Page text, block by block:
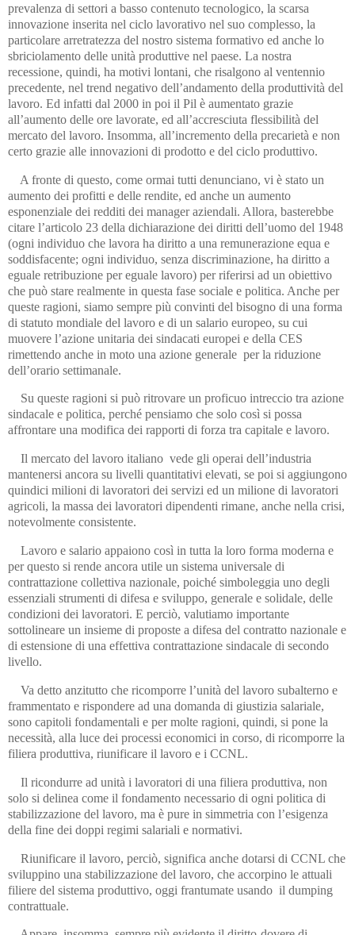
prevalenza di settori a basso contenuto tecnologico, la scarsa
innovazione inserita nel ciclo lavorativo nel suo complesso, la
particolare arretratezza del nostro sistema formativo ed anche lo
sbriciolamento delle unità produttive nel paese. La nostra
recessione, quindi, ha motivi lontani, che risalgono al ventennio
precedente, nel trend negativo dell’andamento della produttività del
lavoro. Ed infatti dal 2000 in poi il Pil è aumentato grazie
all’aumento delle ore lavorate, ed all’accresciuta flessibilità del
mercato del lavoro. Insomma, all’incremento della precarietà e non
certo grazie alle innovazioni di prodotto e del ciclo produttivo.
A fronte di questo, come ormai tutti denunciano, vi è stato un
aumento dei profitti e delle rendite, ed anche un aumento
esponenziale dei redditi dei manager aziendali. Allora, basterebbe
citare l’articolo 23 della dichiarazione dei diritti dell’uomo del 1948
(ogni individuo che lavora ha diritto a una remunerazione equa e
soddisfacente; ogni individuo, senza discriminazione, ha diritto a
eguale retribuzione per eguale lavoro) per riferirsi ad un obiettivo
che può stare realmente in questa fase sociale e politica. Anche per
queste ragioni, siamo sempre più convinti del bisogno di una forma
di statuto mondiale del lavoro e di un salario europeo, su cui
muovere l’azione unitaria dei sindacati europei e della CES
rimettendo anche in moto una azione generale per la riduzione
dell’orario settimanale.
Su queste ragioni si può ritrovare un proficuo intreccio tra azione
sindacale e politica, perché pensiamo che solo così si possa
affrontare una modifica dei rapporti di forza tra capitale e lavoro.
Il mercato del lavoro italiano vede gli operai dell’industria
mantenersi ancora su livelli quantitativi elevati, se poi si aggiungono
quindici milioni di lavoratori dei servizi ed un milione di lavoratori
agricoli, la massa dei lavoratori dipendenti rimane, anche nella crisi,
notevolmente consistente.
Lavoro e salario appaiono così in tutta la loro forma moderna e
per questo si rende ancora utile un sistema universale di
contrattazione collettiva nazionale, poiché simboleggia uno degli
essenziali strumenti di difesa e sviluppo, generale e solidale, delle
condizioni dei lavoratori. E perciò, valutiamo importante
sottolineare un insieme di proposte a difesa del contratto nazionale e
di estensione di una effettiva contrattazione sindacale di secondo
livello.
Va detto anzitutto che ricomporre l’unità del lavoro subalterno e
frammentato e rispondere ad una domanda di giustizia salariale,
sono capitoli fondamentali e per molte ragioni, quindi, si pone la
necessità, alla luce dei processi economici in corso, di ricomporre la
filiera produttiva, riunificare il lavoro e i CCNL.
Il ricondurre ad unità i lavoratori di una filiera produttiva, non
solo si delinea come il fondamento necessario di ogni politica di
stabilizzazione del lavoro, ma è pure in simmetria con l’esigenza
della fine dei doppi regimi salariali e normativi.
Riunificare il lavoro, perciò, significa anche dotarsi di CCNL che
sviluppino una stabilizzazione del lavoro, che accorpino le attuali
filiere del sistema produttivo, oggi frantumate usando il dumping
contrattuale.